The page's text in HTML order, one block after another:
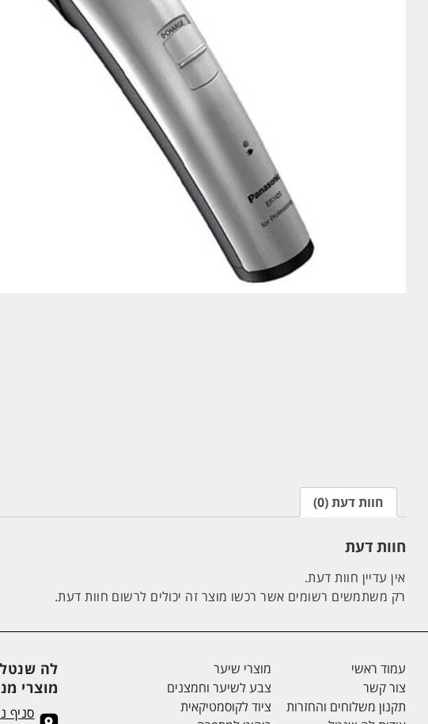
חוות דעת (0)
חוות דעת
אין עדיין חוות דעת.
רק משתמשים רשומים אשר רכשו מוצר זה יכולים לרשום חוות דעת.
עמוד ראשי
צור קשר
תקנון משלוחים והחזרות
מוצרי שיער
צבע לשיער וחמצנים
ציוד לקוסמטיקאית
לה שנטל
מוצרי
סניף